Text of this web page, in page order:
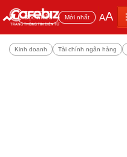
Đọc nhiều Mới nhất AA
Kinh doanh Tài chính ngân hàng